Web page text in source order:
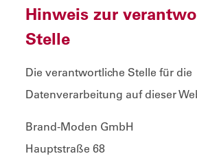
Hinweis zur
Stelle
Die verantwortliche Stelle für die
Datenverarbeitung auf dieser
Brand-Moden GmbH
Hauptstraße 68